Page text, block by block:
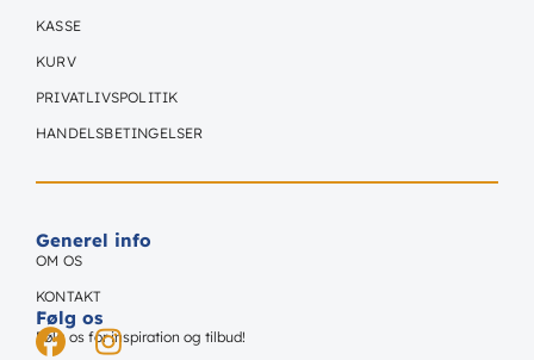
KASSE
KURV
PRIVATLIVSPOLITIK
HANDELSBETINGELSER
Generel info
OM OS
KONTAKT
Følg os
Følg os for inspiration og tilbud!